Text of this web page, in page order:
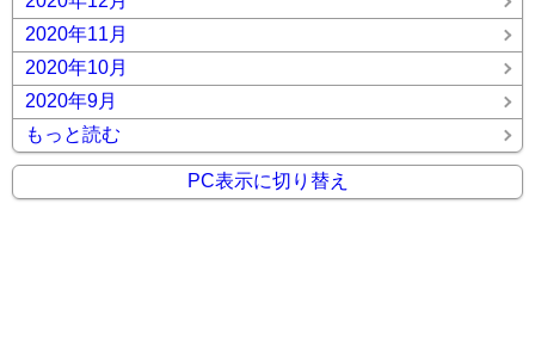
2020年11月
2020年10月
2020年9月
もっと読む
PC表示に切り替え